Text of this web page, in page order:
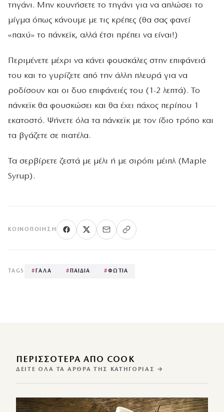
τηγάνι. Μην κουνήσετε το τηγάνι για να απλώσει το
μίγμα όπως κάνουμε με τις κρέπες (θα σας φανεί
«παχύ» το πάνκεϊκ, αλλά έτσι πρέπει να είναι!)
Περιμένετε μέχρι να κάνει φουσκάλες στην επιφάνειά
του και το γυρίζετε από την άλλη πλευρά για να
ροδίσουν και οι δυο επιφάνειές του (1-2 λεπτά). Το
πάνκεϊκ θα φουσκώσει και θα έχει πάχος περίπου 1
εκατοστό. Ψήνετε όλα τα πάνκεϊκ με τον ίδιο τρόπο και
τα βγάζετε σε πιατέλα.
Τα σερβίρετε ζεστά με μέλι ή με σιρόπι μέιπλ (Maple
Syrup).
ΚΟΙΝΟΠΟΊΗΣΗ
TAGS #ΓΑΛΑ #ΠΑΙΔΙΑ #ΦΩΤΙΑ
ΠΕΡΙΣΣΌΤΕΡΑ ΑΠΌ COOK
ΔΕΊΤΕ ΌΛΑ ΤΑ ΆΡΘΡΑ ΤΗΣ ΚΑΤΗΓΟΡΊΑΣ →